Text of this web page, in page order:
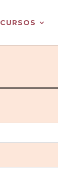
CURSOS